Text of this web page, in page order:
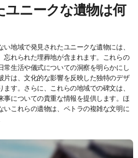
ユニークな遺物は何
地域で発見されたユニークな遺物には、
忘れられた埋葬地が含まれます。これらの
常生活や儀式についての洞察を明らかにし
片は、文化的な影響を反映した独特のデザ
す。さらに、これらの地域での碑文は、
事についての貴重な情報を提供します。ほ
いこれらの遺物は、ペトラの複雑な文明に